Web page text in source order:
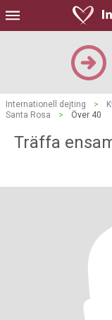
Internationell dejting >
Santa Rosa
> Över 40
Träffa